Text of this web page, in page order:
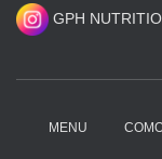
GPH
MENU